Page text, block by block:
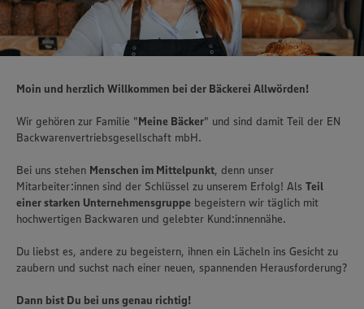
Moin und herzlich Willkommen bei der Bäckerei Allwörden!
Wir gehören zur Familie "Meine Bäcker" und sind damit Teil der EN
Backwarenvertriebsgesellschaft mbH.
Bei uns stehen Menschen im Mittelpunkt, denn unser
Mitarbeiter:innen sind der Schlüssel zu unserem Erfolg! Als Teil
einer starken Unternehmensgruppe begeistern wir täglich mit
hochwertigen Backwaren und gelebter Kund:innennähe.
Du liebst es, andere zu begeistern, ihnen ein Lächeln ins Gesicht zu
zaubern und suchst nach einer neuen, spannenden Herausforderung?
Dann bist Du bei uns genau richtig!